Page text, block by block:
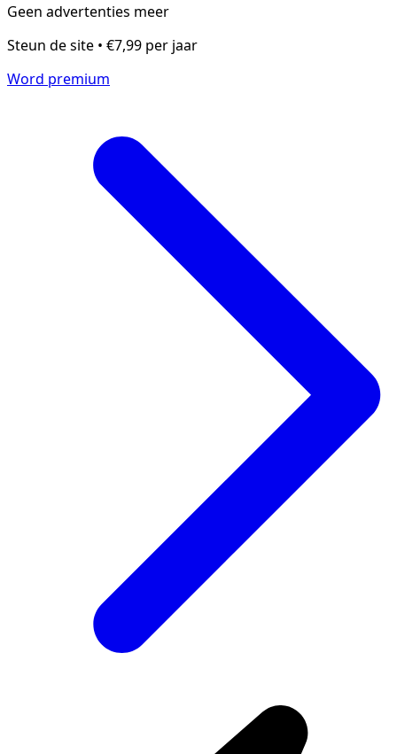
Geen advertenties meer
Steun de site • €7,99 per jaar
Word premium